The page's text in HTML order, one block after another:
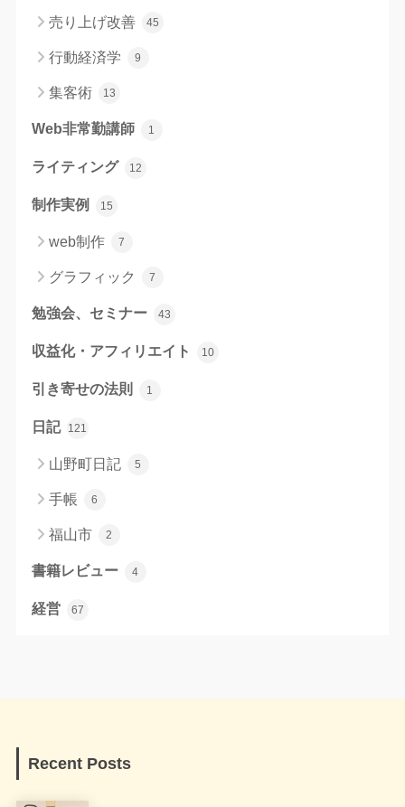
売り上げ改善 45
行動経済学 9
集客術 13
Web非常勤講師 1
ライティング 12
制作実例 15
web制作 7
グラフィック 7
勉強会、セミナー 43
収益化・アフィリエイト 10
引き寄せの法則 1
日記 121
山野町日記 5
手帳 6
福山市 2
書籍レビュー 4
経営 67
Recent Posts